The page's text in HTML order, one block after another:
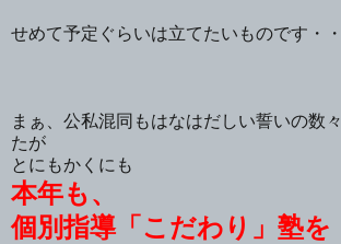
せめて予定ぐらいは立てたいものです・・
まぁ、公私混同もはなはだしい誓いの数
たが
とにもかくにも
本年も、
個別指導「こだわり」塾を